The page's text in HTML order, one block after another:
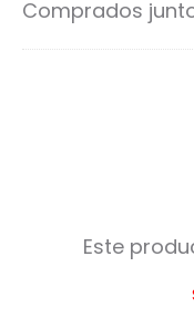
Comprados
Este